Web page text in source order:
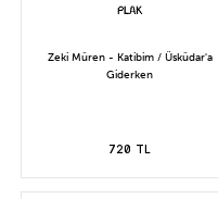
Zeki Müren - Katibim / Üsküdar'a
Giderken
720 TL